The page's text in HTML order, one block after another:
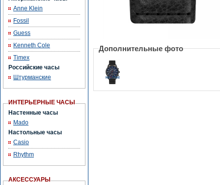
Anne Klein
Fossil
Guess
Kenneth Cole
Timex
Российские часы
Штурманские
ИНТЕРЬЕРНЫЕ ЧАСЫ
Настенные часы
Mado
Настольные часы
Casio
Rhythm
АКСЕССУАРЫ
Дополнительные фото